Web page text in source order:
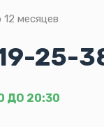
месяцев
25-
ДО 20:30